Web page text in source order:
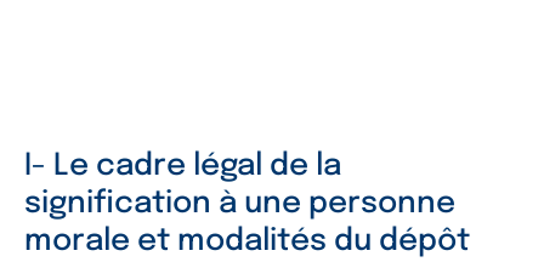
I- Le cadre légal de la
signification à une personne
morale et modalités du dépôt